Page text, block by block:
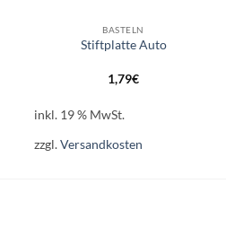
BASTELN
Stiftplatte Auto
1,79€
inkl. 19 % MwSt.
zzgl.Versandkosten